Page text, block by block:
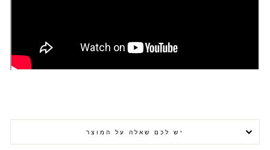
יש לכם שאלה על המוצר